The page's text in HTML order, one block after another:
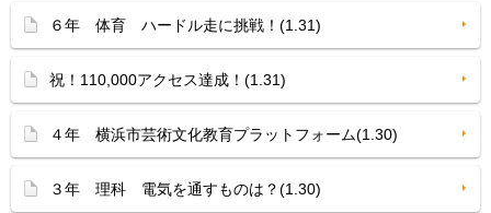
６年 体育 ハードル走に挑戦！(1.31)
祝！110,000アクセス達成！(1.31)
４年 横浜市芸術文化教育プラットフォーム(1.30)
３年 理科 電気を通すものは？(1.30)